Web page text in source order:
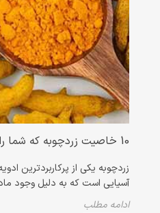
10 خاصیت زردچوبه که شما را شگفت‌زده خواهد کرد
زردچوبه یکی از پرکاربردترین
آسیایی است که به دلیل وجود
ادامه مطلب